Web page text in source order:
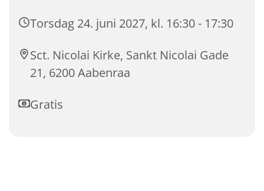
Torsdag 24. juni 2027, kl. 16:30 - 17:30
Sct. Nicolai Kirke, Sankt Nicolai Gade
21, 6200 Aabenraa
Gratis